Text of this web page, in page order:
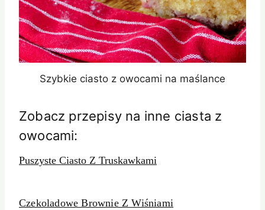
Szybkie ciasto z owocami na maślance
Zobacz przepisy na inne ciasta z
owocami:
Puszyste Ciasto Z Truskawkami
Czekoladowe Brownie Z Wiśniami